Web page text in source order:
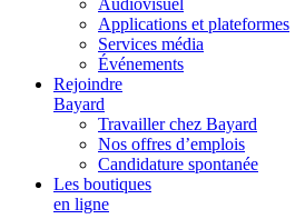
Audiovisuel
Applications et plateformes
Services média
Événements
Rejoindre
Bayard
Travailler chez Bayard
Nos offres d’emplois
Candidature spontanée
Les boutiques
en ligne